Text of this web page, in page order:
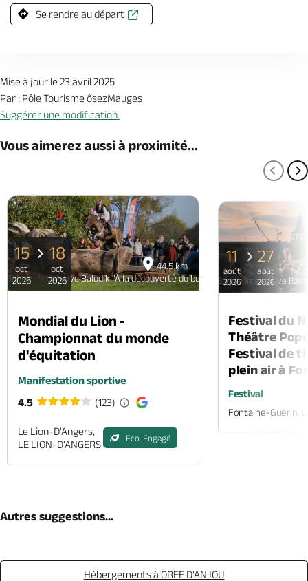
Se rendre au départ
Mise à jour le 23 avril 2025
Par : Pôle Tourisme ôsezMauges
Suggérer une modification.
Vous aimerez aussi à proximité...
44.5 km
Balade interactive Baludik "À la découverte du bourg de Bouzillé"
15
oct
2026
18
oct
2026
Mondial du Lion -
Championnat du monde
d'équitation
Manifestation sportive
4.5
(123)
Le Lion-D'Angers,
LE LION-D'ANGERS
Eco-Engagé
Balade interactive
11
août
2026
27
août
2026
Festival du
Théâtre
Festival de
plein air à
Festival
Fontaine-Guérin,
Autres suggestions...
Hébergements à OREE D'ANJOU